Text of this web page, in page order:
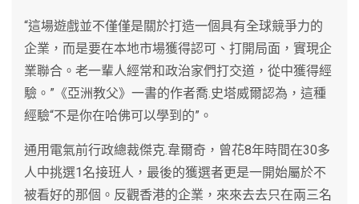
“這場遊戲並不僅僅是關於打造一個具有全球競爭力的
企業，而是要在本地市場獲得認可、打開局面，實現企
業聯合。老一輩人經常和政治家們打交道，從中獲得經
驗。”《亞洲教父》一書的作者喬.史塔威爾認為，這種
經驗“不是你在哈佛可以學到的”。
通用電氣前行政總裁傑克.韋爾奇，曾花8年時間在30多
人中挑選1名接班人，最後的獲選者更是一開始屬於不
被看好的那個。反觀香港的企業，來來去去只在兩三名